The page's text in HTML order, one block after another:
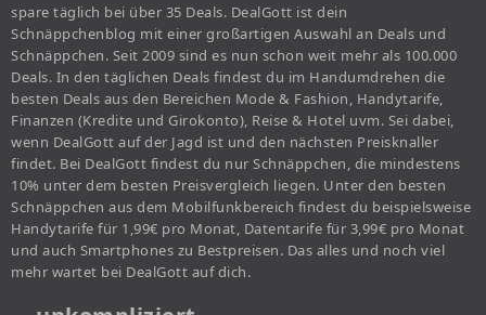
spare täglich bei über 35 Deals. DealGott ist dein
Schnäppchenblog mit einer großartigen Auswahl an Deals und
Schnäppchen. Seit 2009 sind es nun schon weit mehr als 100.000
Deals. In den täglichen Deals findest du im Handumdrehen die
besten Deals aus den Bereichen Mode & Fashion, Handytarife,
Finanzen (Kredite und Girokonto), Reise & Hotel uvm. Sei dabei,
wenn DealGott auf der Jagd ist und den nächsten Preisknaller
findet. Bei DealGott findest du nur Schnäppchen, die mindestens
10% unter dem besten Preisvergleich liegen. Unter den besten
Schnäppchen aus dem Mobilfunkbereich findest du beispielsweise
Handytarife für 1,99€ pro Monat, Datentarife für 3,99€ pro Monat
und auch Smartphones zu Bestpreisen. Das alles und noch viel
mehr wartet bei DealGott auf dich.